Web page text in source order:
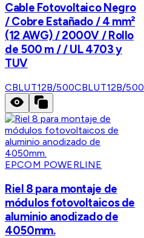
Cable Fotovoltaico Negro
/ Cobre Estañado / 4 mm²
(12 AWG) / 2000V / Rollo
de 500 m / / UL 4703 y
TUV
CBLUT12B/500CBLUT12B/500
EPCOM POWERLINE
Riel 8 para montaje de
módulos fotovoltaicos de
aluminio anodizado de
4050mm.